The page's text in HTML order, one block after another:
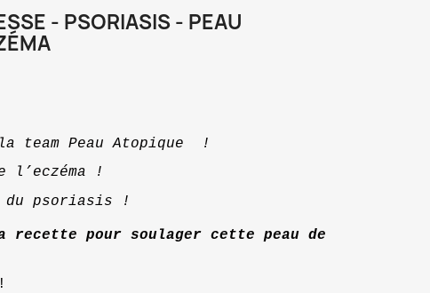
- PSORIASIS - PEAU
Peau Atopique  !
l’eczéma !
du psoriasis !
recette pour soulager cette peau de